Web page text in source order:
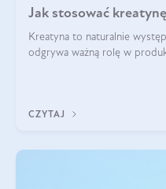
Jak stosować
Kreatyna to naturalnie
odgrywa ważną rolę w
CZYTAJ